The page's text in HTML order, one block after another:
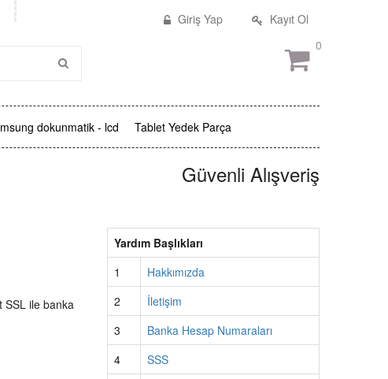
Giriş Yap
Kayıt Ol
0
dokunmatik - lcd Tablet Yedek Parça
Güvenli Alışveriş
SSL ile banka
Yardım Başlıkları
1
Hakkımızda
2
İletişim
3
Banka Hesap Numaraları
4
SSS